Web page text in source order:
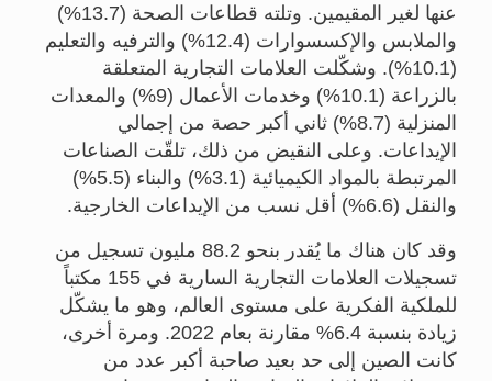
عنها لغير المقيمين. وتلته قطاعات الصحة (13.7%)
والملابس والإكسسوارات (12.4%) والترفيه والتعليم
(10.1%). وشكّلت العلامات التجارية المتعلقة
بالزراعة (10.1%) وخدمات الأعمال (9%) والمعدات
المنزلية (8.7%) ثاني أكبر حصة من إجمالي
الإيداعات. وعلى النقيض من ذلك، تلقّت الصناعات
المرتبطة بالمواد الكيميائية (3.1%) والبناء (5.5%)
والنقل (6.6%) أقل نسب من الإيداعات الخارجية.
وقد كان هناك ما يُقدر بنحو 88.2 مليون تسجيل من
تسجيلات العلامات التجارية السارية في 155 مكتباً
للملكية الفكرية على مستوى العالم، وهو ما يشكّل
زيادة بنسبة 6.4% مقارنة بعام 2022. ومرة أخرى،
كانت الصين إلى حد بعيد صاحبة أكبر عدد من